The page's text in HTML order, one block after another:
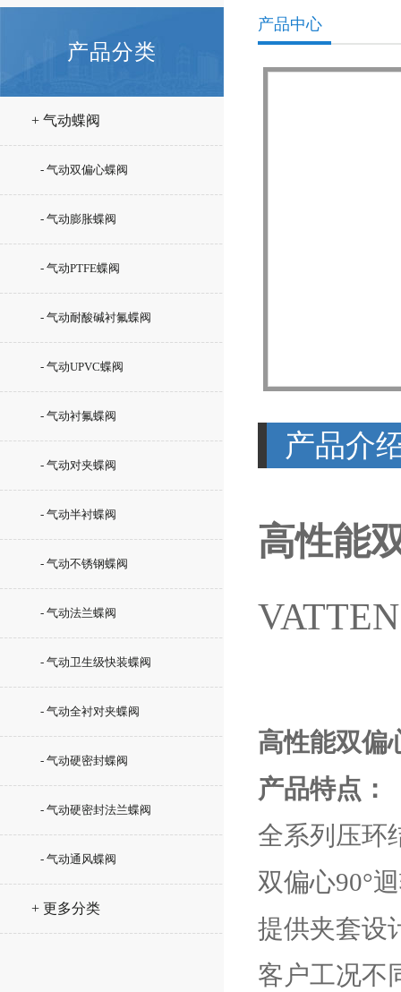
产品分类
+ 气动蝶阀
- 气动双偏心蝶阀
- 气动膨胀蝶阀
- 气动PTFE蝶阀
- 气动耐酸碱衬氟蝶阀
- 气动UPVC蝶阀
- 气动衬氟蝶阀
- 气动对夹蝶阀
- 气动半衬蝶阀
- 气动不锈钢蝶阀
- 气动法兰蝶阀
- 气动卫生级快装蝶阀
- 气动全衬对夹蝶阀
- 气动硬密封蝶阀
- 气动硬密封法兰蝶阀
- 气动通风蝶阀
+ 更多分类
产品中心
产品介
高性能
VATTEN
高性能双偏
产品特点：
全系列压环
双偏心90°
提供夹套设
客户工况不